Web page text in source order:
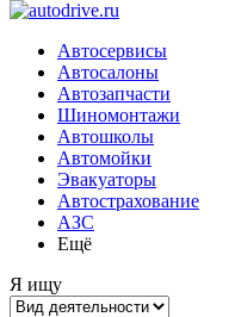
Автосервисы
Автосалоны
Автозапчасти
Шиномонтажи
Автошколы
Автомойки
Эвакуаторы
Автострахование
АЗС
Ещё
Я ищу